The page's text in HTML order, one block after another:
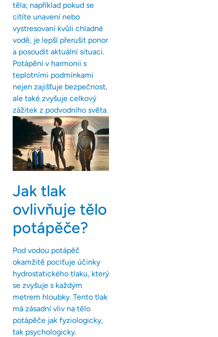
těla; například pokud se
cítíte unavení nebo
vystresovaní kvůli chladné
vodě, je lepší přerušit ponor
a posoudit aktuální situaci.
Potápění v harmonii s
teplotními podmínkami
nejen zajišťuje bezpečnost,
ale také zvyšuje celkový
zážitek z podvodního světa.
Jak tlak
ovlivňuje tělo
potápěče?
Pod vodou potápěč
okamžitě pociťuje účinky
hydrostatického tlaku, který
se zvyšuje s každým
metrem hloubky. Tento tlak
má zásadní vliv na tělo
potápěče jak fyziologicky,
tak psychologicky.